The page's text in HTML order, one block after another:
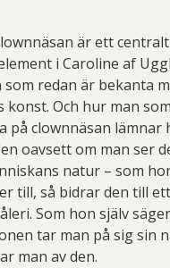
är ett
i Caroline af
redan är bekanta
konst. Och hur man
på clownnäsan lämnar
oavsett om man ser
natur – som
till, så bidrar den till
Som hon själv
tar man på sig sin
man av den.